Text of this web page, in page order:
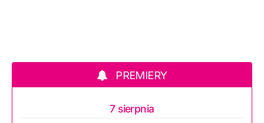
PREMIERY
7 sierpnia